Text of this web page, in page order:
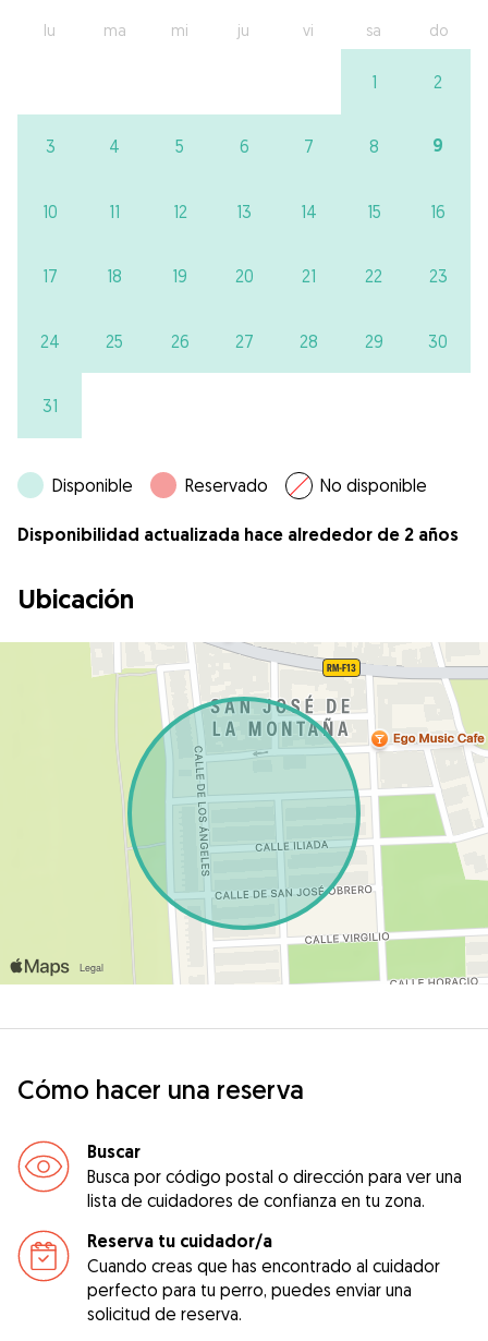
lu ma mi ju vi sa do
1 2
3 4 5 6 7 8 9
10 11 12 13 14 15 16
17 18 19 20 21 22 23
24 25 26 27 28 29 30
31
Disponible Reservado No disponible
Disponibilidad actualizada hace alrededor de 2 años
Ubicación
Cómo hacer una reserva
Buscar
Busca por código postal o dirección para ver una
lista de cuidadores de confianza en tu zona.
Reserva tu cuidador/a
Cuando creas que has encontrado al cuidador
perfecto para tu perro, puedes enviar una
solicitud de reserva.